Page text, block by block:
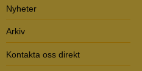
Nyheter
Arkiv
Kontakta oss direkt